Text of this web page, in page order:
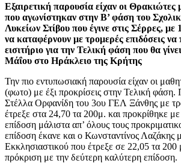
Εξαιρετική παρουσία είχαν οι Θρακιώτες
που αγωνίστηκαν στην Β’ φάση του
Λυκείων Στίβου που έγινε στις Σέρρες, με
να καταφέρνουν με τρομερές επιδόσεις να
εισιτήριο για την Τελική φάση που θα
Μάΐου στο Ηράκλειο της Κρήτης
Την πιο εντυπωσιακή παρουσία είχαν οι
(φωτο) με έξι προκρίσεις στην Τελική φάση.
Στέλλα Ορφανίδη του 3ου ΓΕΛ Ξάνθης με
έτρεξε στα 24,70 τα 200μ. και προκρίθηκε
επίδοση μάλιστα απ’ όλους τους
επίδοση έκανε και ο Κωνσταντίνος Λαζάκης
Εκκλησιαστικού που έτρεξε σε 22,05 τα 200
πρόκριση με την δεύτερη καλύτερη επίδοση.